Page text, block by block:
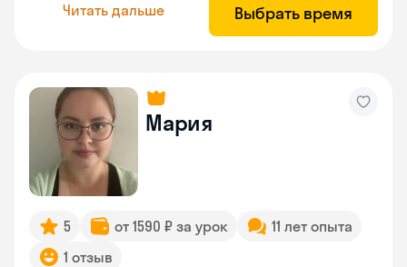
Читать дальше Выбрать время
Мария
5 от 1590 ₽ за урок
11 лет опыта
1 отзыв